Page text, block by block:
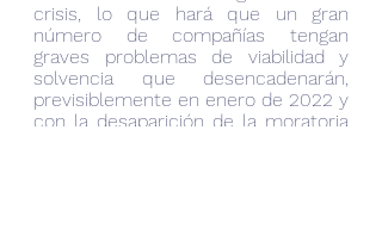
crisis, lo que hará que un gran
número de compañías tengan
graves problemas de viabilidad y
solvencia que desencadenarán,
previsiblemente en enero de 2022 y
con la desaparición de la moratoria